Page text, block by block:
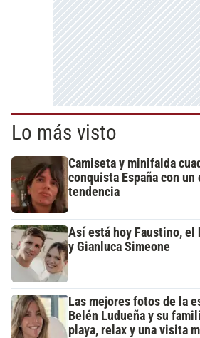
Lo más visto
Camiseta y minifalda
conquista España con
tendencia
Así está hoy Faustino, el
y Gianluca Simeone
Las mejores fotos de la
Belén Ludueña y su
playa, relax y una visita